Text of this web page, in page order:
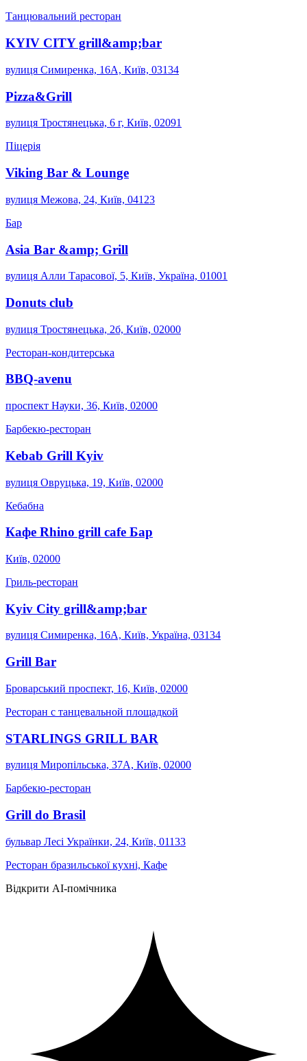
Танцювальний ресторан
KYIV CITY grill&amp;bar
вулиця Симиренка, 16А, Київ, 03134
Pizza&Grill
вулиця Тростянецька, 6 г, Київ, 02091
Піцерія
Viking Bar & Lounge
вулиця Межова, 24, Київ, 04123
Бар
Asia Bar &amp; Grill
вулиця Алли Тарасової, 5, Київ, Україна, 01001
Donuts club
вулиця Тростянецька, 2б, Київ, 02000
Ресторан-кондитерська
BBQ-avenu
проспект Науки, 36, Київ, 02000
Барбекю-ресторан
Kebab Grill Kyiv
вулиця Овруцька, 19, Київ, 02000
Кебабна
Кафе Rhino grill cafe Бар
Київ, 02000
Гриль-ресторан
Kyiv City grill&amp;bar
вулиця Симиренка, 16А, Київ, Україна, 03134
Grill Bar
Броварський проспект, 16, Київ, 02000
Ресторан с танцевальной площадкой
STARLINGS GRILL BAR
вулиця Миропільська, 37А, Київ, 02000
Барбекю-ресторан
Grill do Brasil
бульвар Лесі Українки, 24, Київ, 01133
Ресторан бразильської кухні, Кафе
Відкрити AI-помічника